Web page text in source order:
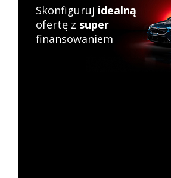
Skonfiguruj idealną
ofertę z super
finansowaniem